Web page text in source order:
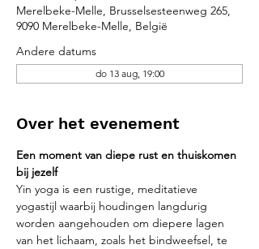
Merelbeke-Melle, Brusselsesteenweg 265,
9090 Merelbeke-Melle, België
Andere datums
do 13 aug, 19:00
Over het evenement
Een moment van diepe rust en thuiskomen
bij jezelf
Yin yoga is een rustige, meditatieve
yogastijl waarbij houdingen langdurig
worden aangehouden om diepere lagen
van het lichaam, zoals het bindweefsel, te